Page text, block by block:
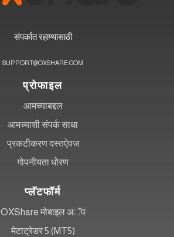
संपर्कात रहाण्यासाठी
SUPPORT@OXSHARE.COM
प्रोफाइल
आमच्याबद्दल
आमच्याशी संपर्क साधा
प्रकटीकरण दस्तऐवज
गोपनीयता धोरण
प्लॅटफॉर्म
OXShare मोबाइल अॅप
मेटाट्रेडर 5 (MT5)